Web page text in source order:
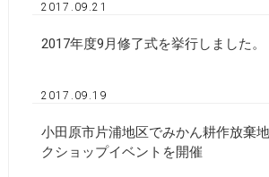
2017.09.21
2017年度9月修了式を挙行しました。
2017.09.19
小田原市片浦地区でみかん耕作放棄
クショップイベントを開催